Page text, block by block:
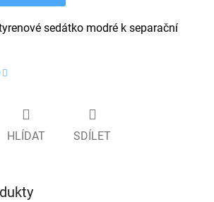
sedátko modré k separační
HLÍDAT SDÍLET